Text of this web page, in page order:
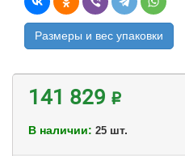
Размеры и вес упаковки
141 829 ₽
В наличии: 25 шт.